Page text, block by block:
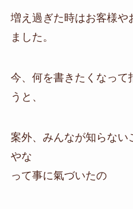
増え過ぎた時はお客様や
ました。
今、何を書きたくなって
うと、
案外、みんなが知らない
やな
って事に氣づいたの